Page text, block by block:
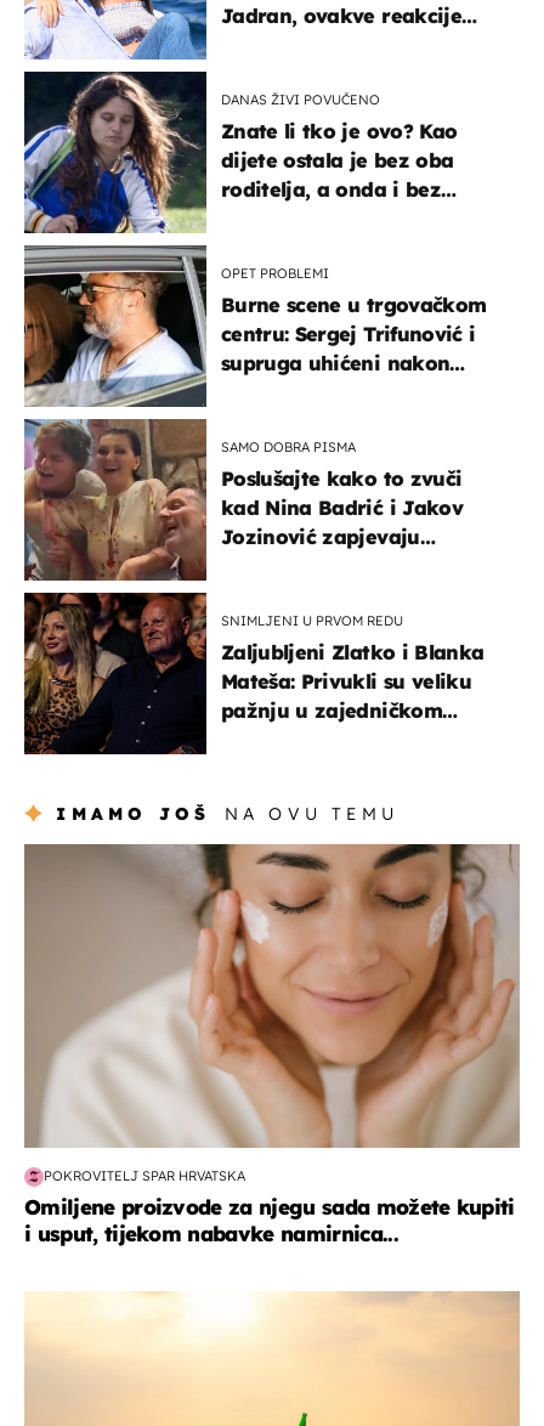
Jadran, ovakve reakcije
DANAS ŽIVI POVUČENO
Znate li tko je ovo? Kao
dijete ostala je bez oba
roditelja, a onda i bez
OPET PROBLEMI
Burne scene u trgovačkom
centru: Sergej Trifunović i
supruga uhićeni nakon
SAMO DOBRA PISMA
Poslušajte kako to zvuči
kad Nina Badrić i Jakov
Jozinović zapjevaju
SNIMLJENI U PRVOM REDU
Zaljubljeni Zlatko i Blanka
Mateša: Privukli su veliku
pažnju u zajedničkom
IMAMO JOŠ NA OVU TEMU
moda & ljepota
POKROVITELJ SPAR HRVATSKA
Omiljene proizvode za njegu sada možete kupiti
i usput, tijekom nabavke namirnica...